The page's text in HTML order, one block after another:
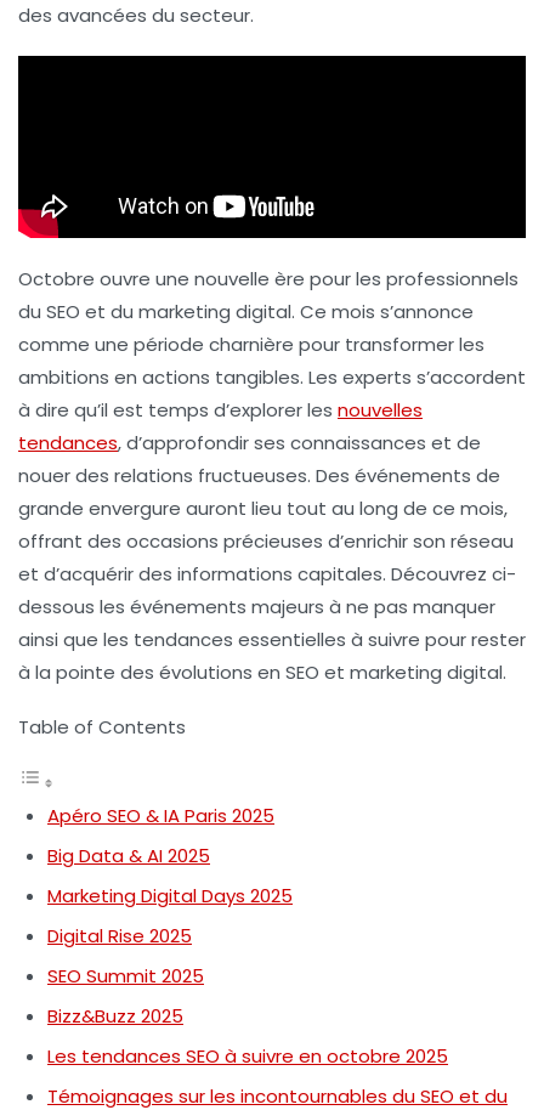
des avancées du secteur.
Octobre ouvre une nouvelle ère pour les professionnels
du SEO et du marketing digital. Ce mois s’annonce
comme une période charnière pour transformer les
ambitions en actions tangibles. Les experts s’accordent
à dire qu’il est temps d’explorer les nouvelles
tendances, d’approfondir ses connaissances et de
nouer des relations fructueuses. Des événements de
grande envergure auront lieu tout au long de ce mois,
offrant des occasions précieuses d’enrichir son réseau
et d’acquérir des informations capitales. Découvrez ci-
dessous les événements majeurs à ne pas manquer
ainsi que les tendances essentielles à suivre pour rester
à la pointe des évolutions en SEO et marketing digital.
Table of Contents
Apéro SEO & IA Paris 2025
Big Data & AI 2025
Marketing Digital Days 2025
Digital Rise 2025
SEO Summit 2025
Bizz&Buzz 2025
Les tendances SEO à suivre en octobre 2025
Témoignages sur les incontournables du SEO et du